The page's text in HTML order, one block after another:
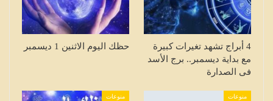
4 أبراج تشهد تغيرات كبيرة
مع بداية ديسمبر.. برج الأسد
فى الصدارة
حظك اليوم الاثنين 1 ديسمبر
منوعات منوعات